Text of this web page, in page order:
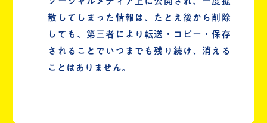
散してしまった情報は、たとえ後から削除
しても、第三者により転送・コピー・保存
されることでいつまでも残り続け、消える
ことはありません。